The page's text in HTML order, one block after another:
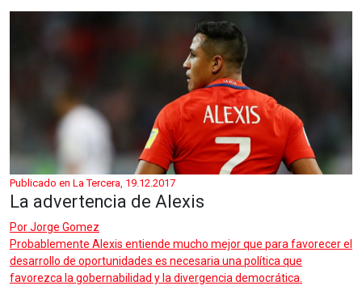
Publicado en La Tercera, 19.12.2017
La advertencia de Alexis
PorJorge Gomez
Probablemente Alexis entiende mucho mejor que para favorecer el
desarrollo de oportunidades es necesaria una política que
favorezca la gobernabilidad y la divergencia democrática.